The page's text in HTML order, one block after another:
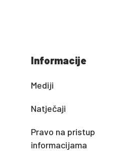
Informacije
Mediji
Natječaji
Pravo na pristup
informacijama